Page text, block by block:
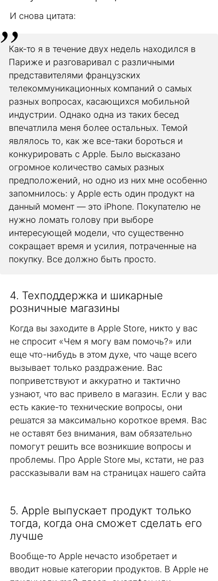
И снова цитата:
Как-то я в течение двух недель находился в
Париже и разговаривал с различными
представителями французских
телекоммуникационных компаний о самых
разных вопросах, касающихся мобильной
индустрии. Однако одна из таких бесед
впечатлила меня более остальных. Темой
являлось то, как же все-таки бороться и
конкурировать с Apple. Было высказано
огромное количество самых разных
предположений, но одно из них мне особенно
запомнилось: у Apple есть один продукт на
данный момент — это iPhone. Покупателю не
нужно ломать голову при выборе
интересующей модели, что существенно
сокращает время и усилия, потраченные на
покупку. Все должно быть просто.
4. Техподдержка и шикарные
розничные магазины
Когда вы заходите в Apple Store, никто у вас
не спросит «Чем я могу вам помочь?» или
еще что-нибудь в этом духе, что чаще всего
вызывает только раздражение. Вас
поприветствуют и аккуратно и тактично
узнают, что вас привело в магазин. Если у вас
есть какие-то технические вопросы, они
решатся за максимально короткое время. Вас
не оставят без внимания, вам обязательно
помогут решить все возникшие вопросы и
проблемы. Про Apple Store мы, кстати, не раз
рассказывали вам на страницах нашего сайта
5. Apple выпускает продукт только
тогда, когда она сможет сделать его
лучше
Вообще-то Apple нечасто изобретает и
вводит новые категории продуктов. В Apple не